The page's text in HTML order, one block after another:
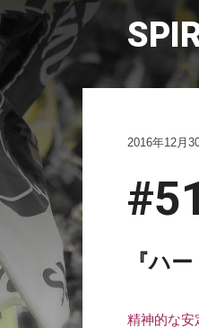
2016年12月
『ハ
精神的な安